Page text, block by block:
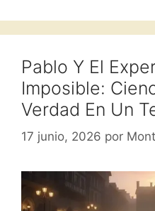
Pablo Y El
Imposible:
Verdad En Un
17 junio, 2026 por